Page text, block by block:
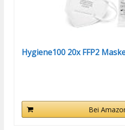
Hygiene100 20x FFP2
Bei